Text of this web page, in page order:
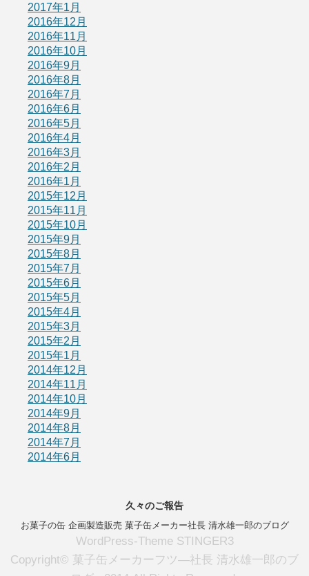
2017年1月
2016年12月
2016年11月
2016年10月
2016年9月
2016年8月
2016年7月
2016年6月
2016年5月
2016年4月
2016年3月
2016年2月
2016年1月
2015年12月
2015年11月
2015年10月
2015年9月
2015年8月
2015年7月
2015年6月
2015年5月
2015年4月
2015年3月
2015年2月
2015年1月
2014年12月
2014年11月
2014年10月
2014年9月
2014年8月
2014年7月
2014年6月
久々のご報告
お菓子の缶 企画製造販売 菓子缶メーカー社長 清水雄一郎のブログ
WordPress-Theme STINGER3
Copyright© 菓子缶メーカーフツ―社長 清水雄一郎のブ